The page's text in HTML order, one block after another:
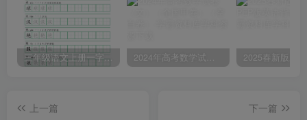
三年级语文上册一字三描红写字表字帖 2024年高考数学试卷（文）（全国甲卷）（空白卷）
上一篇
下一篇